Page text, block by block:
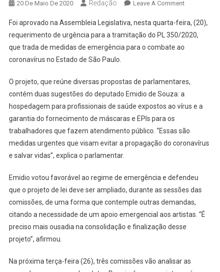
20 De Maio De 2020 Redação Leave A CommentOn
Legislativa
Aprova
Em
Urgência
Projeto
De
Com
Foi aprovado na Assembleia Legislativa, nesta quarta-feira, (20),
requerimento de urgência para a tramitação do PL 350/2020,
que trada de medidas de emergência para o combate ao
coronavírus no Estado de São Paulo.
O projeto, que reúne diversas propostas de parlamentares,
contém duas sugestões do deputado Emidio de Souza: a
hospedagem para profissionais de saúde expostos ao vírus e a
garantia do fornecimento de máscaras e EPIs para os
trabalhadores que fazem atendimento público. “Essas são
medidas urgentes que visam evitar a propagação do coronavírus
e salvar vidas”, explica o parlamentar.
Emidio votou favorável ao regime de emergência e defendeu
que o projeto de lei deve ser ampliado, durante as sessões das
comissões, de uma forma que contemple outras demandas,
citando a necessidade de um apoio emergencial aos artistas. “É
preciso mais ousadia na consolidação e finalização desse
projeto”, afirmou.
Na próxima terça-feira (26), três comissões vão analisar as